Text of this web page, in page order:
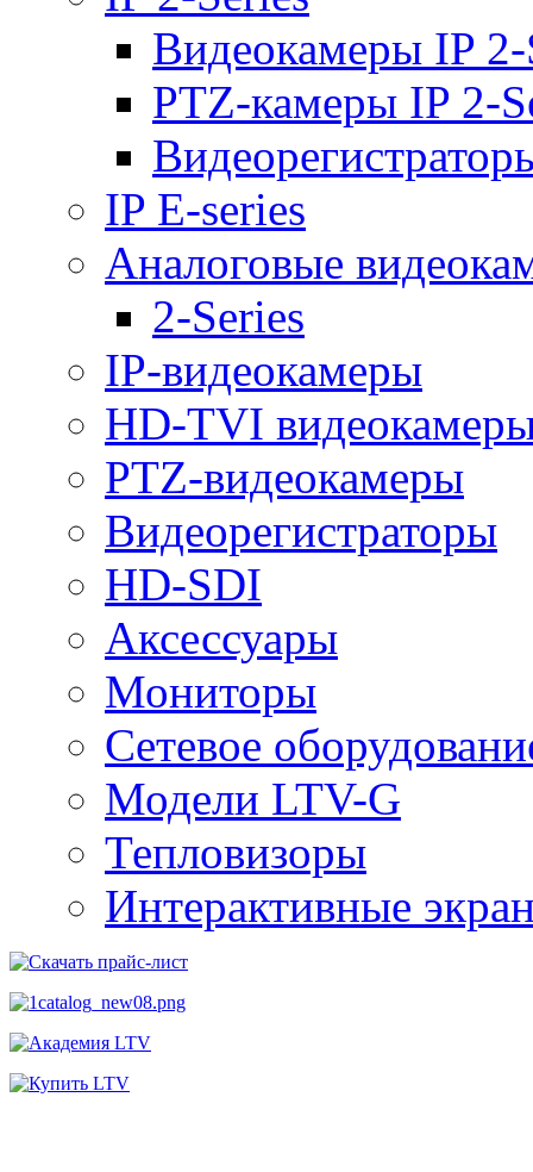
Видеокамеры IP 2-
PTZ-камеры IP 2-
IP E-series
Аналоговые
2-Series
IP-видеокамеры
HD-TVI
PTZ-видеокамеры
Видеорегистраторы
HD-SDI
Аксессуары
Мониторы
Сетевое
Модели LTV-G
Тепловизоры
Интерактивные